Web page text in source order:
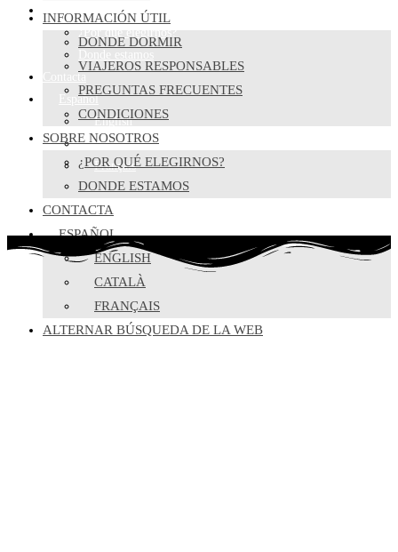
Sobre nosotros
Español
English
Català
Français
INFORMACIÓN ÚTIL
DONDE DORMIR
VIAJEROS RESPONSABLES
PREGUNTAS FRECUENTES
CONDICIONES
SOBRE NOSOTROS
¿POR QUÉ ELEGIRNOS?
DONDE ESTAMOS
CONTACTA
ESPAÑOL
ENGLISH
CATALÀ
FRANÇAIS
ALTERNAR BÚSQUEDA DE LA WEB